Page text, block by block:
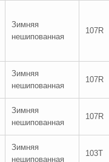
Зимняя
нешипованная
107R
Зимняя
нешипованная
107R
Зимняя
нешипованная
107R
Зимняя
нешипованная
103T